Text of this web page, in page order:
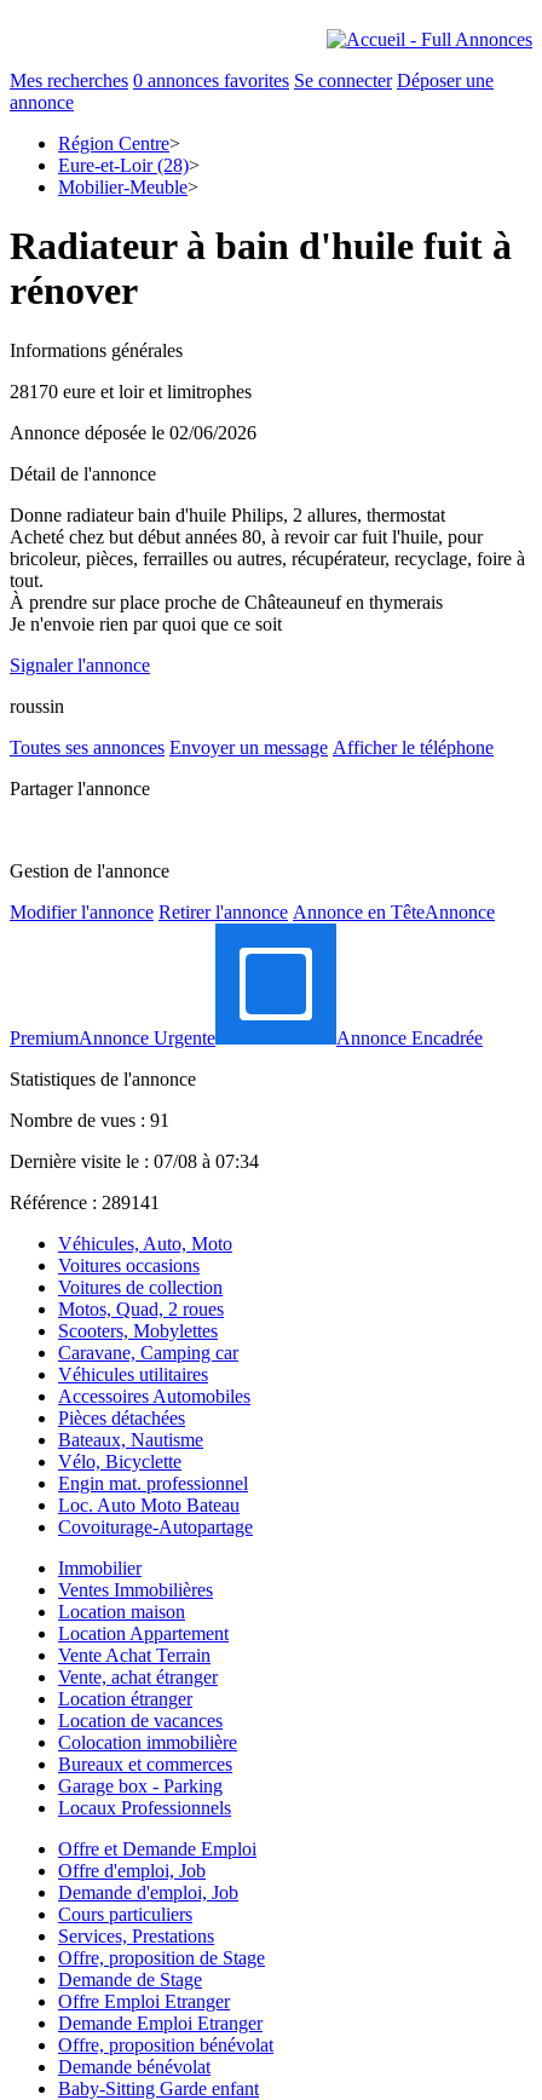
Mes recherches 0 annonces favorites Se connecter Déposer une
annonce
Région Centre>
Eure-et-Loir (28)>
Mobilier-Meuble>
Radiateur à bain d'huile fuit à
rénover
Informations générales
28170 eure et loir et limitrophes
Annonce déposée le 02/06/2026
Détail de l'annonce
Donne radiateur bain d'huile Philips, 2 allures, thermostat
Acheté chez but début années 80, à revoir car fuit l'huile, pour
bricoleur, pièces, ferrailles ou autres, récupérateur, recyclage, foire à
tout.
À prendre sur place proche de Châteauneuf en thymerais
Je n'envoie rien par quoi que ce soit
Signaler l'annonce
roussin
Toutes ses annonces Envoyer un message Afficher le téléphone
Partager l'annonce
Gestion de l'annonce
Modifier l'annonce Retirer l'annonce Annonce en TêteAnnonce
PremiumAnnonce Urgente
Annonce Encadrée
Statistiques de l'annonce
Nombre de vues : 91
Dernière visite le : 07/08 à 07:34
Référence : 289141
Véhicules, Auto, Moto
Voitures occasions
Voitures de collection
Motos, Quad, 2 roues
Scooters, Mobylettes
Caravane, Camping car
Véhicules utilitaires
Accessoires Automobiles
Pièces détachées
Bateaux, Nautisme
Vélo, Bicyclette
Engin mat. professionnel
Loc. Auto Moto Bateau
Covoiturage-Autopartage
Immobilier
Ventes Immobilières
Location maison
Location Appartement
Vente Achat Terrain
Vente, achat étranger
Location étranger
Location de vacances
Colocation immobilière
Bureaux et commerces
Garage box - Parking
Locaux Professionnels
Offre et Demande Emploi
Offre d'emploi, Job
Demande d'emploi, Job
Cours particuliers
Services, Prestations
Offre, proposition de Stage
Demande de Stage
Offre Emploi Etranger
Demande Emploi Etranger
Offre, proposition bénévolat
Demande bénévolat
Baby-Sitting Garde enfant